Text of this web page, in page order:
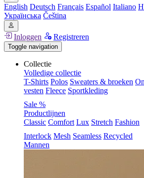
English Deutsch Français Español Italiano
Українська Čeština
Inloggen Registreren
Toggle navigation
Collectie
Volledige collectie
T-Shirts Polos Sweaters & broeken
vesten Fleece Sportkleding
Sale %
Productlijnen
Classic Comfort Lux Stretch Fashion
Interlock Mesh Seamless Recycled
Mannen